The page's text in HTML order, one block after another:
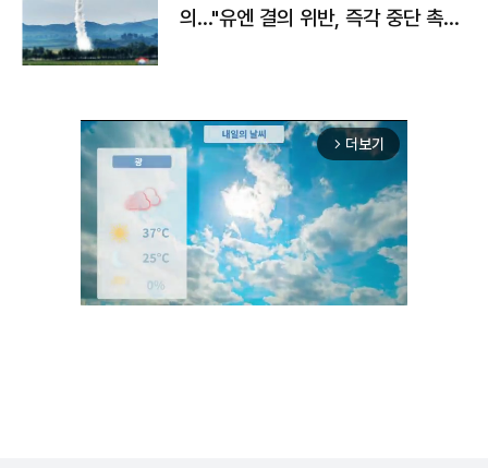
의…"유엔 결의 위반, 즉각 중단 촉
arrow_forward_ios 더보기